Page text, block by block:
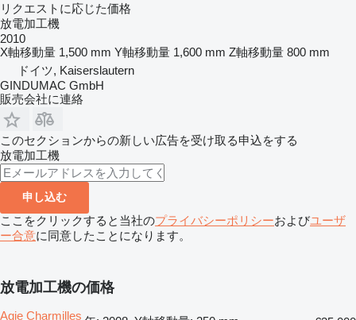
リクエストに応じた価格
放電加工機
2010
X軸移動量 1,500 mm Y軸移動量 1,600 mm Z軸移動量 800 mm
ドイツ, Kaiserslautern
GINDUMAC GmbH
販売会社に連絡
このセクションからの新しい広告を受け取る申込をする
放電加工機
申し込む
ここをクリックすると当社のプライバシーポリシーおよびユーザ
ー合意に同意したことになります。
放電加工機の価格
Agie Charmilles